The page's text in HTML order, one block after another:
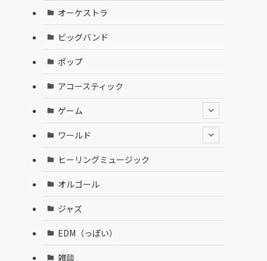
オーケストラ
ビッグバンド
ポップ
アコースティック
ゲーム
ワールド
ヒーリングミュージック
オルゴール
ジャズ
EDM（っぽい）
雑談